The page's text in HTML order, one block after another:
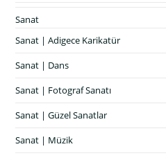
Sanat
Sanat | Adigece Karikatür
Sanat | Dans
Sanat | Fotograf Sanatı
Sanat | Güzel Sanatlar
Sanat | Müzik